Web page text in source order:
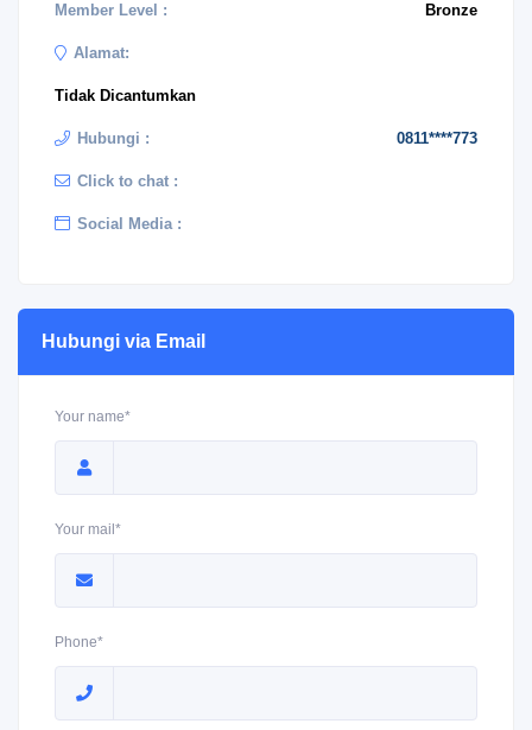
Member Level : Bronze
Alamat:
Tidak Dicantumkan
Hubungi : 0811****773
Click to chat :
Social Media :
Hubungi via Email
Your name*
Your mail*
Phone*